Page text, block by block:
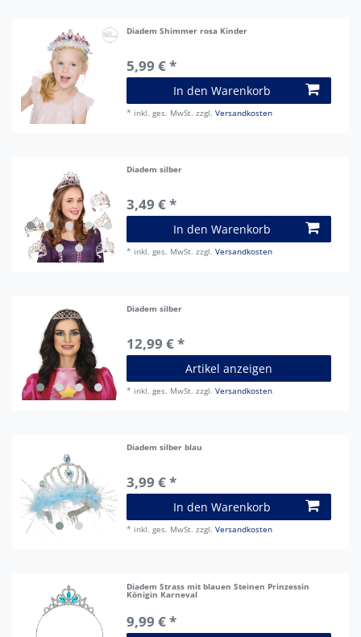
Diadem Shimmer rosa Kinder
5,99 € *
In den Warenkorb
* inkl. ges. MwSt. zzgl.Versandkosten
Diadem silber
3,49 € *
In den Warenkorb
* inkl. ges. MwSt. zzgl.Versandkosten
Diadem silber
12,99 € *
Artikel anzeigen
* inkl. ges. MwSt. zzgl.Versandkosten
Diadem silber blau
3,99 € *
In den Warenkorb
* inkl. ges. MwSt. zzgl.Versandkosten
Diadem Strass mit blauen Steinen Prinzessin
Königin Karneval
9,99 € *